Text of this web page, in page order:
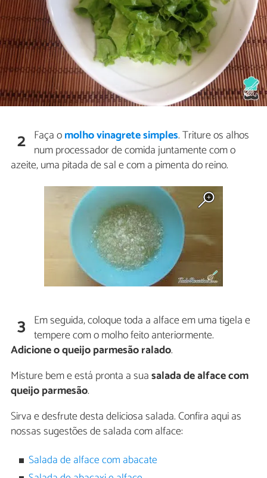
2 Faça omolho vinagrete simples. Triture os alhos
num processador de comida juntamente com o
azeite, uma pitada de sal e com a pimenta do reino.
3 Em seguida, coloque toda a alface em uma tigela e
tempere com o molho feito anteriormente.
Adicione o queijo parmesão ralado.
Misture bem e está pronta a suasalada de alface com
queijo parmesão.
Sirva e desfrute desta deliciosa salada. Confira aqui as
nossas sugestões de salada com alface:
Salada de alface com abacate